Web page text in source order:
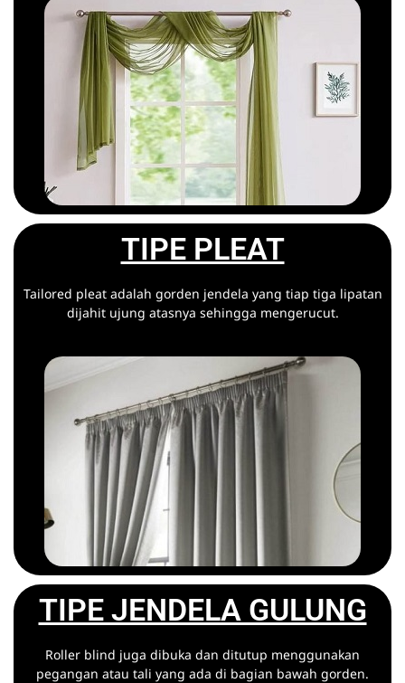
TIPE PLEAT
Tailored pleat adalah gorden jendela yang tiap tiga lipatan
dijahit ujung atasnya sehingga mengerucut.
TIPE JENDELA GULUNG
Roller blind juga dibuka dan ditutup menggunakan
pegangan atau tali yang ada di bagian bawah gorden.